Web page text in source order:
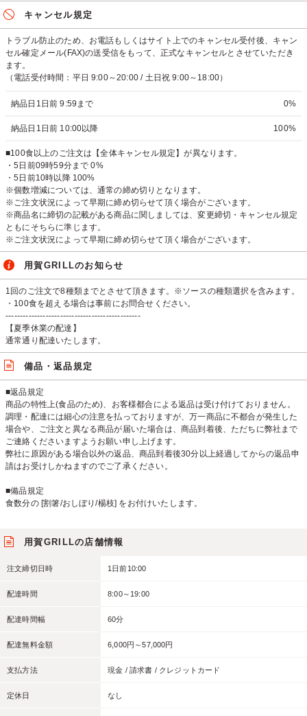
キャンセル規定
トラブル防止のため、お電話もしくはサイト上でのキャンセル受付後、キャン
セル確定メール(FAX)の送受信をもって、正式なキャンセルとさせていただき
ます。
（電話受付時間：平日 9:00～20:00 / 土日祝 9:00～18:00）
納品日1日前 9:59まで 0%
納品日1日前 10:00以降 100%
■100食以上のご注文は【全体キャンセル規定】が異なります。
・5日前09時59分まで 0%
・5日前10時以降 100%
※個数増減については、通常の締め切りとなります。
※ご注文状況によって早期に締め切らせて頂く場合がございます。
※商品名に締切の記載がある商品に関しましては、変更締切・キャンセル規定
ともにそちらに準じます。
※ご注文状況によって早期に締め切らせて頂く場合がございます。
用賀GRILLのお知らせ
1回のご注文で8種類までとさせて頂きます。※ソースの種類選択を含みます。
・100食を超える場合は事前にお問合せください。
-----------------------------------------------
【夏季休業の配達】
通常通り配達いたします。
備品・返品規定
■返品規定
商品の特性上(食品のため)、お客様都合による返品は受け付けておりません。
調理・配達には細心の注意を払っておりますが、万一商品に不都合が発生した
場合や、ご注文と異なる商品が届いた場合は、商品到着後、ただちに弊社まで
ご連絡くださいますようお願い申し上げます。
弊社に原因がある場合以外の返品、商品到着後30分以上経過してからの返品申
請はお受けしかねますのでご了承ください。
■備品規定
食数分の [割箸/おしぼり/楊枝] をお付けいたします。
用賀GRILLの店舗情報
注文締切日時 1日前10:00
配達時間 8:00～19:00
配達時間幅 60分
配達無料金額 6,000円～57,000円
支払方法 現金 / 請求書 / クレジットカード
定休日 なし